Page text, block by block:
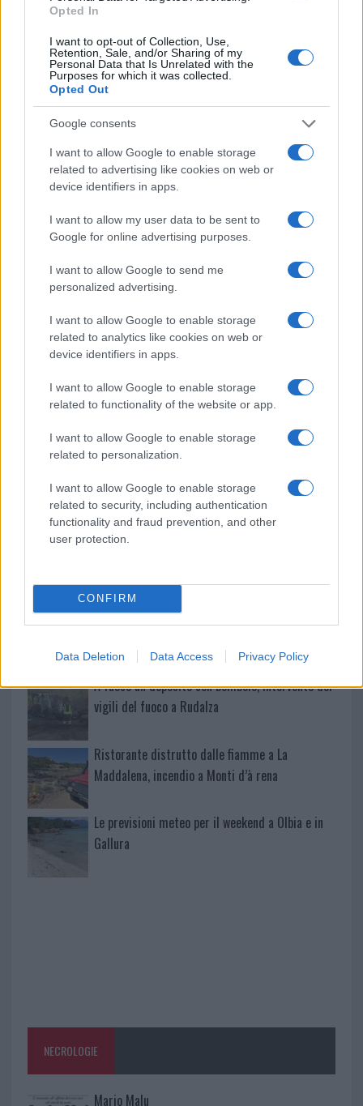
Opted In
I want to opt-out of Collection, Use,
Retention, Sale, and/or Sharing of my
Personal Data that Is Unrelated with the
Purposes for which it was collected.
Opted Out
Google consents
I want to allow Google to enable storage
related to advertising like cookies on web or
device identifiers in apps.
I want to allow my user data to be sent to
Google for online advertising purposes.
I want to allow Google to send me
personalized advertising.
I want to allow Google to enable storage
related to analytics like cookies on web or
device identifiers in apps.
I want to allow Google to enable storage
related to functionality of the website or app.
I want to allow Google to enable storage
related to personalization.
I want to allow Google to enable storage
related to security, including authentication
functionality and fraud prevention, and other
user protection.
CONFIRM
Data Deletion Data Access Privacy Policy
Ricevi le nostre ultime news
daGoogle News
Condividi l'articolo
F
a
ce
b
o
o
T
w
it
te
r
Pi
n
te
re
st
W
h
at
s
A
p
p
S
h
a
Articolo precedente
Prossimo articolo
NOTIZIE RECENTI
Salmo finisce in ospedale a Catania, ma il tour
va avanti: “Sicilia, ci sono”
Jovanotti, Gabry Ponte e Alfa: Olbia ombelico del
mondo per una notte
Giorgia Meloni a La Maddalena, la vicesindaco:
Incendio nella notte a Olbia, a fuoco due furgoni
A fuoco un deposito con bombole, intervento dei
vigili del fuoco a Rudalza
Ristorante distrutto dalle fiamme a La
Maddalena, incendio a Monti d’à rena
Le previsioni meteo per il weekend a Olbia e in
Gallura
NECROLOGIE
Mario Malu